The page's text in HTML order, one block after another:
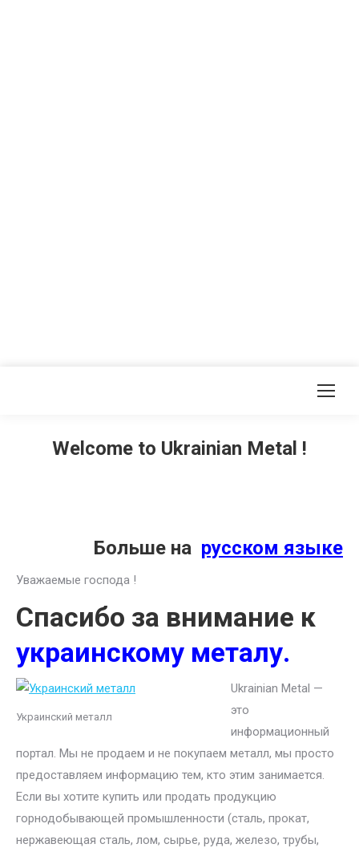
Welcome to Ukrainian Metal !
Больше на русском языке
Уважаемые господа !
Спасибо за внимание к
украинскому металу.
Украинский металл
Ukrainian Metal —
это
информационный
портал. Мы не продаем и не покупаем металл, мы просто
предоставляем информацию тем, кто этим занимается.
Если вы хотите купить или продать продукцию
горнодобывающей промышленности (сталь, прокат,
нержавеющая сталь, лом, сырье, руда, железо, трубы,